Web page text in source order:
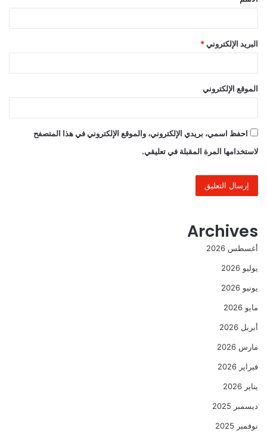
البريد الإلكتروني *
الموقع الإلكتروني
احفظ اسمي، بريدي الإلكتروني، والموقع الإلكتروني في هذا المتصفح
لاستخدامها المرة المقبلة في تعليقي.
Archives
أغسطس 2026
يوليو 2026
يونيو 2026
مايو 2026
أبريل 2026
مارس 2026
فبراير 2026
يناير 2026
ديسمبر 2025
نوفمبر 2025